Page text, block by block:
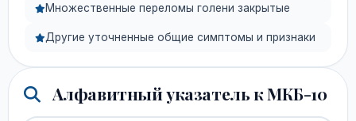
Множественные переломы голени закрытые
Другие уточненные общие симптомы и признаки
Алфавитный указатель к МКБ-10